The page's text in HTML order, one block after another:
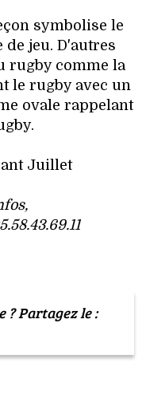
symbolise le
jeu. D'autres
rugby comme la
le rugby avec un
ovale rappelant
Juillet
? Partagez le :